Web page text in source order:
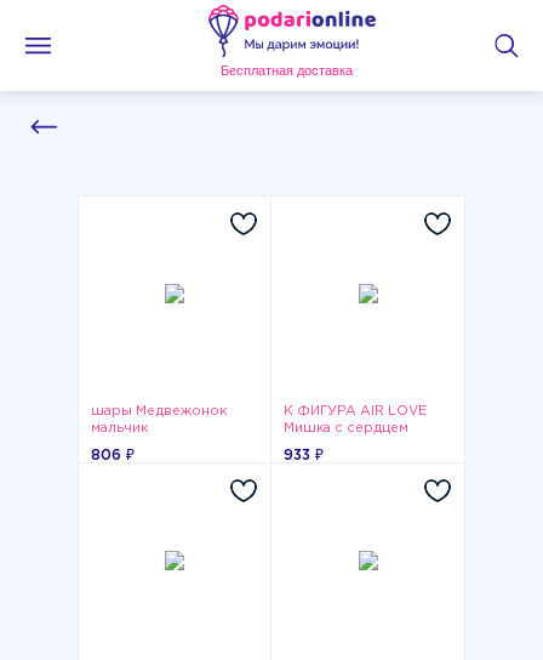
Бесплатная доставка
шары Медвежонок
мальчик
806 ₽
К ФИГУРА AIR LOVE
Мишка с сердцем
933 ₽